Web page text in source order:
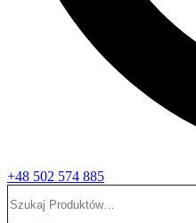
+48 502 574 885